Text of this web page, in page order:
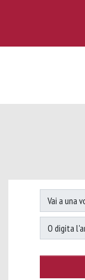
Vai a una
O digita